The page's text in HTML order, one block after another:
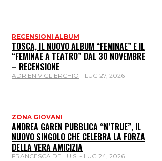
RECENSIONI ALBUM
TOSCA, IL NUOVO ALBUM “FEMINAE” E IL
“FEMINAE A TEATRO” DAL 30 NOVEMBRE
– RECENSIONE
ADRIEN VIGLIERCHIO - LUG 27, 2026
ZONA GIOVANI
ANDREA GAREN PUBBLICA “N’TRUE”, IL
NUOVO SINGOLO CHE CELEBRA LA FORZA
DELLA VERA AMICIZIA
FRANCESCA DE LUISI - LUG 24, 2026